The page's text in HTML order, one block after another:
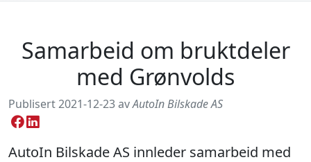
Samarbeid om bruktdeler
med Grønvolds
Publisert 2021-12-23 avAutoIn Bilskade AS
AutoIn Bilskade AS innleder samarbeid med